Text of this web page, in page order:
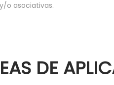
o asociativas.
DE